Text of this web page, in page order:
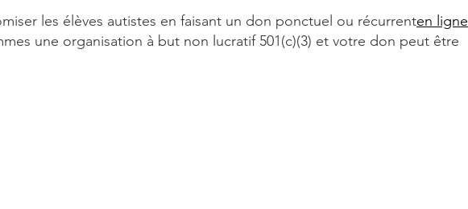
les élèves autistes en faisant un don ponctuel ou récurrenten ligne
une organisation à but non lucratif 501(c)(3) et votre don peut être